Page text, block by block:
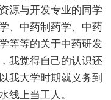
源与开发专业的同学
、中药制药学、中药
等等的关于中药研发
我觉得自己的认识还
我大学时期就义务到
线上当工人。